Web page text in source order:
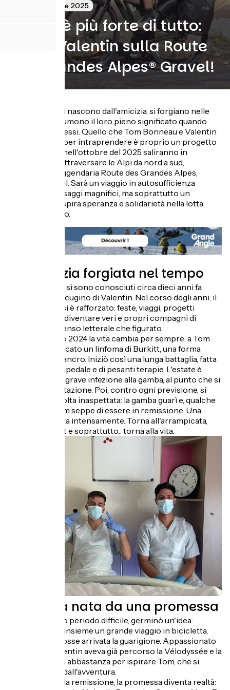
16 Settembre 2025
La vita è più forte di tutto:
Tom e Valentin sulla Route
des Grandes Alpes® Gravel!
Alcuni progetti nascono dall'amicizia, si forgiano nelle
avversità e assumono il loro pieno significato quando
superano se stessi. Quello che Tom Bonneau e Valentin
Giraud stanno per intraprendere è proprio un progetto
di questo tipo: nell'ottobre del 2025 saliranno in
bicicletta per attraversare le Alpi da nord a sud,
seguendo la leggendaria Route des Grandes Alpes,
versione Gravel. Sarà un viaggio in autosufficienza
attraverso paesaggi magnifici, ma soprattutto un
progetto che ispira speranza e solidarietà nella lotta
contro il cancro.
Un'amicizia forgiata nel tempo
Tom e Valentin si sono conosciuti circa dieci anni fa,
tramite Simon, cugino di Valentin. Nel corso degli anni, il
loro rapporto si è rafforzato: feste, viaggi, progetti
comuni... fino a diventare veri e propri compagni di
viaggio, sia in senso letterale che figurato.
Ma nel febbraio 2024 la vita cambia per sempre: a Tom
viene diagnosticato un linfoma di Burkitt, una forma
aggressiva di cancro. Iniziò così una lunga battaglia, fatta
di ricoveri in ospedale e di pesanti terapie. L'estate è
segnata da una grave infezione alla gamba, al punto che si
pensa all'amputazione. Poi, contro ogni previsione, si
verificò una svolta inaspettata: la gamba guarì e, qualche
mese dopo, Tom seppe di essere in remissione. Una
rinascita, vissuta intensamente. Torna all'arrampicata,
torna allo sport e soprattutto... torna alla vita.
Una sfida nata da una promessa
Durante questo periodo difficile, germinò un'idea:
intraprendere insieme un grande viaggio in bicicletta,
una volta che fosse arrivata la guarigione. Appassionato
di ciclismo, Valentin aveva già percorso la Vélodyssée e la
Normandia. Era abbastanza per ispirare Tom, che si
lasciò sedurre dall'avventura.
Un anno dopo la remissione, la promessa diventa realtà: